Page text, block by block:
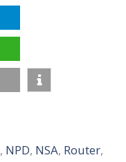
, NPD, NSA, Router,